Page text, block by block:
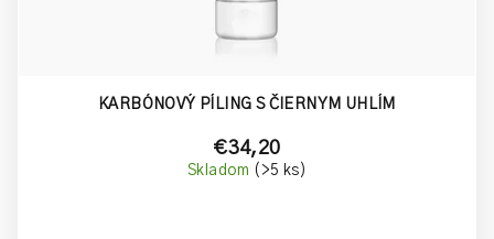
KARBÓNOVÝ PÍLING S ČIERNYM UHLÍM
€34,20
Skladom (>5 ks)